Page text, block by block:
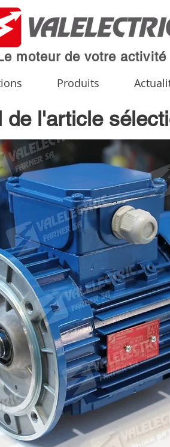
moteur de votre activité
Produits
de l'article